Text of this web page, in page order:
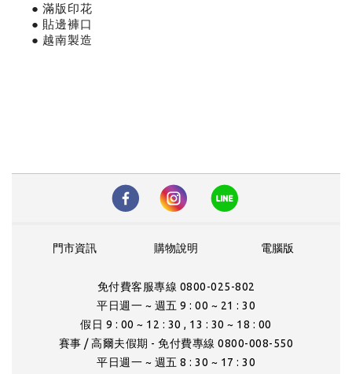
● 滿版印花
● 貼邊褲口
● 越南製造
電腦版
購物說明
門市資訊
免付費客服專線 0800-025-802
平日週一 ~ 週五 9 : 00 ~ 21 : 30
假日 9 : 00 ~ 12 : 30 , 13 : 30 ~ 18 : 00
賽事 / 高爾夫假期 - 免付費專線 0800-008-550
平日週一 ~ 週五 8 : 30 ~ 17 : 30